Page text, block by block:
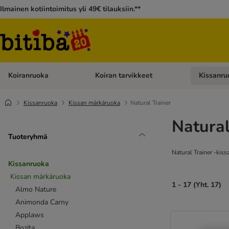
Ilmainen kotiintoimitus yli 49€ tilauksiin.**
Koiranruoka Avaa kategoriavalikko: Koiranruoka
Koiran tarvikkeet Avaa
Kissanruoka Kissan märkäruoka Natural Trainer
Tuoteryhmä
Kissanruoka
Kissan märkäruoka
Almo Nature
Animonda Carny
Applaws
Natural Trainer -
1 - 17 (Yht. 17)